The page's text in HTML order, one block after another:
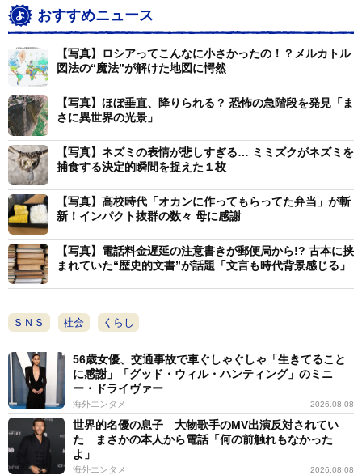
労力を軽減し、転落事故を防止するための設計のようだ
が、たしかにリズムよく上り下りすることは出来ない。
まっこいさんの投稿に対し、SNSユーザー達からは
「わかるぅ歩幅合わないからどっちかの足だけ疲れた
り」
「めちゃくちゃわかるわ
ここで足くじいた事あるんだけど」
「せめて2歩分あればいんだけど1.5歩分とか中途半端な
幅の階段とかありますよね 🥺」
「わかります。でもこれ豆知識なのですが実は、走ると
ちょうどよい歩幅だったりします。（？）」
など数々の共感の声が寄せられている。
まっこいさんにお話を聞いた。
ーーこういった階段を不快に感じる理由をお聞かせくだ
さい。
まっこい：どう足掻いても歩幅がズレて上る方でも下る
おすすめニュース
【写真】ロシアってこんなに小さかったの！？メルカトル
図法の“魔法”が解けた地図に愕然
【写真】ほぼ垂直、降りられる？ 恐怖の急階段を発見「ま
さに異世界の光景」
【写真】ネズミの表情が悲しすぎる… ミミズクがネズミを
捕食する決定的瞬間を捉えた１枚
【写真】高校時代「オカンに作ってもらってた弁当」が斬
新！インパクト抜群の数々 母に感謝
【写真】電話料金遅延の注意書きが郵便局から!? 古本に挟
まれていた“歴史的文書”が話題「文言も時代背景感じる」
ＳＮＳ 社会 くらし
56歳女優、交通事故で車ぐしゃぐしゃ「生きてること
に感謝」「グッド・ウィル・ハンティング」のミニ
ー・ドライヴァー
海外エンタメ 2026.08.08
世界的名優の息子 大物歌手のMV出演反対されてい
た まさかの本人から電話「何の前触れもなかった
よ」
海外エンタメ 2026.08.08